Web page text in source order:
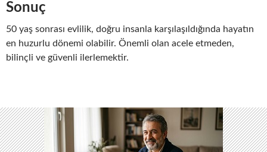
Sonuç
50 yaş sonrası evlilik, doğru insanla karşılaşıldığında hayatın
en huzurlu dönemi olabilir. Önemli olan acele etmeden,
bilinçli ve güvenli ilerlemektir.